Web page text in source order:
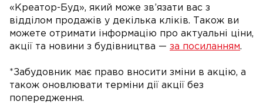
«Креатор-Буд», який може зв’язати вас з
відділом продажів у декілька кліків. Також ви
можете отримати інформацію про актуальні ціни,
акції та новини з будівництва — за посиланням.
*Забудовник має право вносити зміни в акцію, а
також оновлювати терміни дії акції без
попередження.